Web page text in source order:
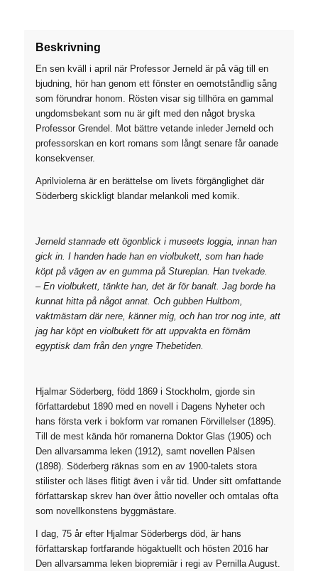
Beskrivning
En sen kväll i april när Professor Jerneld är på väg till en
bjudning, hör han genom ett fönster en oemotståndlig sång
som förundrar honom. Rösten visar sig tillhöra en gammal
ungdomsbekant som nu är gift med den något bryska
Professor Grendel. Mot bättre vetande inleder Jerneld och
professorskan en kort romans som långt senare får oanade
konsekvenser.
Aprilviolerna är en berättelse om livets förgänglighet där
Söderberg skickligt blandar melankoli med komik.
Jerneld stannade ett ögonblick i museets loggia, innan han
gick in. I handen hade han en violbukett, som han hade
köpt på vägen av en gumma på Stureplan. Han tvekade.
– En violbukett, tänkte han, det är för banalt. Jag borde ha
kunnat hitta på något annat. Och gubben Hultbom,
vaktmästarn där nere, känner mig, och han tror nog inte, att
jag har köpt en violbukett för att uppvakta en förnäm
egyptisk dam från den yngre Thebetiden.
Hjalmar Söderberg, född 1869 i Stockholm, gjorde sin
författardebut 1890 med en novell i Dagens Nyheter och
hans första verk i bokform var romanen Förvillelser (1895).
Till de mest kända hör romanerna Doktor Glas (1905) och
Den allvarsamma leken (1912), samt novellen Pälsen
(1898). Söderberg räknas som en av 1900-talets stora
stilister och läses flitigt även i vår tid. Under sitt omfattande
författarskap skrev han över åttio noveller och omtalas ofta
som novellkonstens byggmästare.
I dag, 75 år efter Hjalmar Söderbergs död, är hans
författarskap fortfarande högaktuellt och hösten 2016 har
Den allvarsamma leken biopremiär i regi av Pernilla August.